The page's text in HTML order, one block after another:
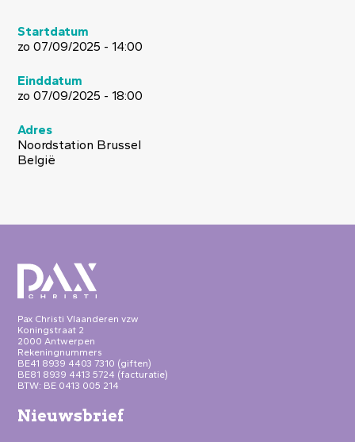
Startdatum
zo 07/09/2025 - 14:00
Einddatum
zo 07/09/2025 - 18:00
Adres
Noordstation Brussel
België
Pax Christi Vlaanderen vzw
Koningstraat 2
2000 Antwerpen
Rekeningnummers
BE41 8939 4403 7310 (giften)
BE81 8939 4413 5724 (facturatie)
BTW: BE 0413 005 214
Nieuwsbrief